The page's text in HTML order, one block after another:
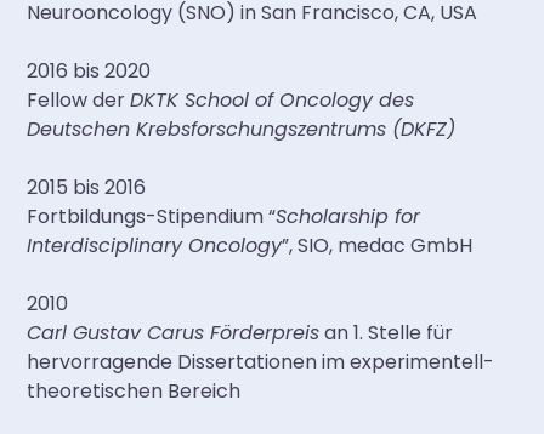
Neurooncology (SNO) in San Francisco, CA, USA
2016 bis 2020
Fellow derDKTK School of Oncology des
Deutschen Krebsforschungszentrums (DKFZ)
2015 bis 2016
Fortbildungs-Stipendium “Scholarship for
Interdisciplinary Oncology”, SIO, medac GmbH
2010
Carl Gustav Carus Förderpreisan 1. Stelle für
hervorragende Dissertationen im experimentell-
theoretischen Bereich